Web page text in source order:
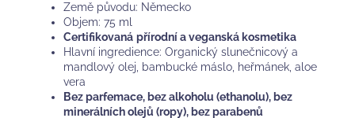
Země původu: Německo
Objem: 75 ml
Certifikovaná přírodní a veganská kosmetika
Hlavní ingredience: Organický slunečnicový a
mandlový olej, bambucké máslo, heřmánek, aloe
vera
Bez parfemace, bez alkoholu (ethanolu), bez
minerálních olejů (ropy), bez parabenů